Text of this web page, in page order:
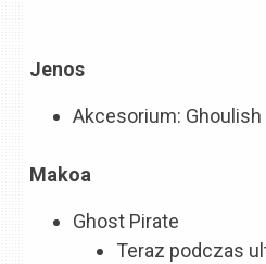
Jenos
Akcesorium: Ghoulish
Makoa
Ghost Pirate
Teraz podczas